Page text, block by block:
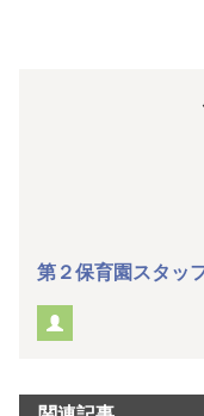
第２保育園スタッ